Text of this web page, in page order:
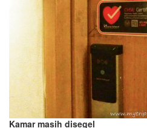
Kamar masih disegel